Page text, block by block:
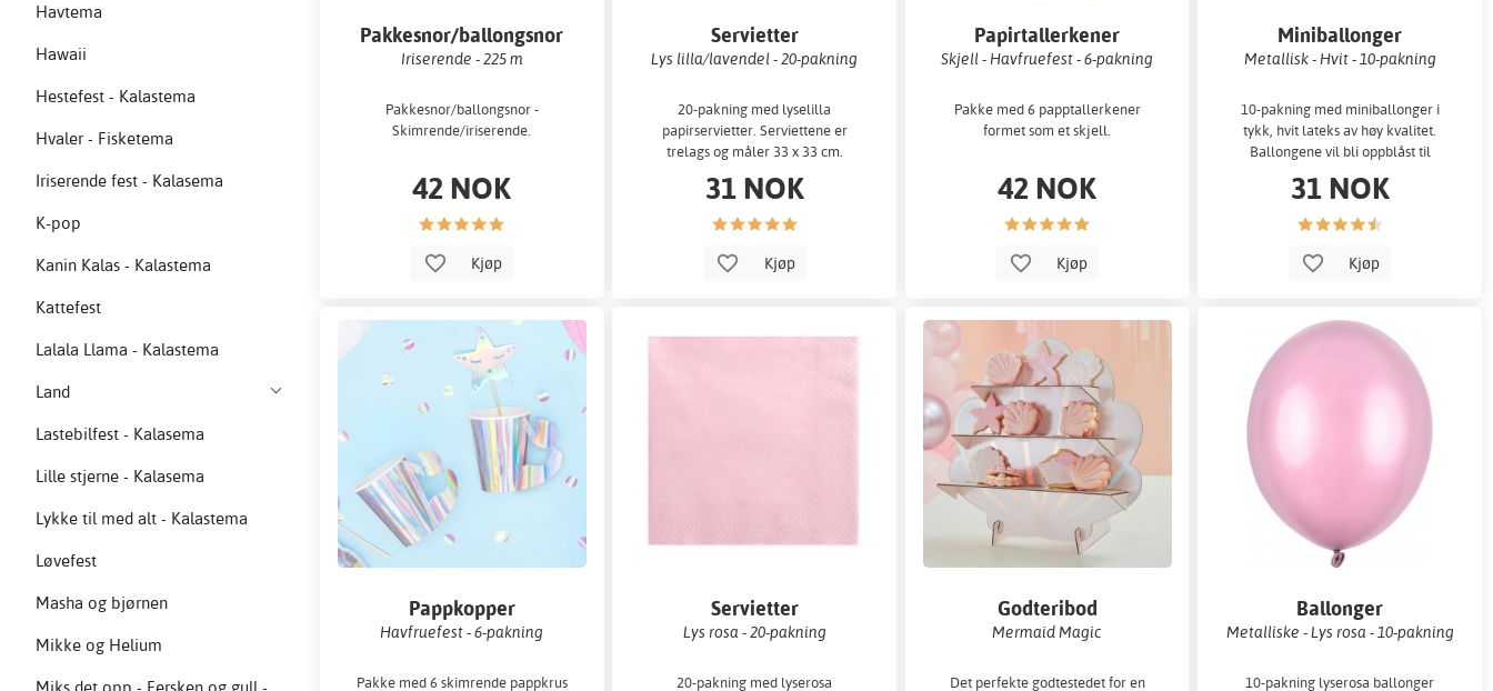
Havtema
Hawaii
Hestefest - Kalastema
Hvaler - Fisketema
Iriserende fest - Kalasema
K-pop
Kanin Kalas - Kalastema
Kattefest
Lalala Llama - Kalastema
Land
Lastebilfest - Kalasema
Lille stjerne - Kalasema
Lykke til med alt - Kalastema
Løvefest
Masha og bjørnen
Mikke og Helium
Pakkesnor/ballongsnor
Iriserende - 225 m
Pakkesnor/ballongsnor -
Skimrende/iriserende.
42 NOK
Kjøp
Servietter
Lys lilla/lavendel - 20-pakning
20-pakning med lyselilla
papirservietter. Serviettene er
trelags og måler 33 x 33 cm.
31 NOK
Kjøp
Papirtallerkener
Skjell - Havfruefest - 6-pakning
Pakke med 6 papptallerkener
formet som et skjell.
42 NOK
Kjøp
Miniballonger
Metallisk - Hvit - 10-pakning
10-pakning med miniballonger i
tykk, hvit lateks av høy kvalitet.
Ballongene vil bli oppblåst til
31 NOK
Kjøp
Pappkopper
Havfruefest - 6-pakning
Pakke med 6 skimrende pappkrus
Servietter
Lys rosa - 20-pakning
20-pakning med lyserosa
Godteribod
Mermaid Magic
Det perfekte godtestedet for en
Ballonger
Metalliske - Lys rosa - 10-pakning
10-pakning lyserosa ballonger